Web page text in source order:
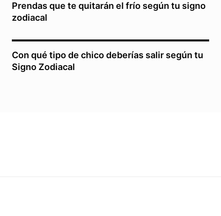
Prendas que te quitarán el frío según tu signo
zodiacal
Con qué tipo de chico deberías salir según tu
Signo Zodiacal